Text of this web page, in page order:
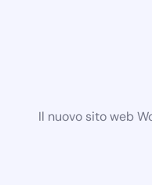
Il nuovo sito web